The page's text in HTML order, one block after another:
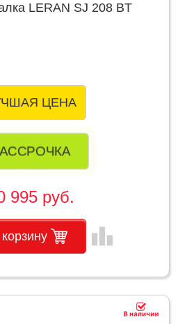
LERAN SJ 208 BT
ЦЕНА
995 руб.
leaderboard